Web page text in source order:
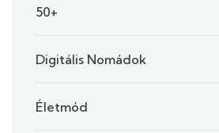
50+
Digitális Nomádok
Életmód